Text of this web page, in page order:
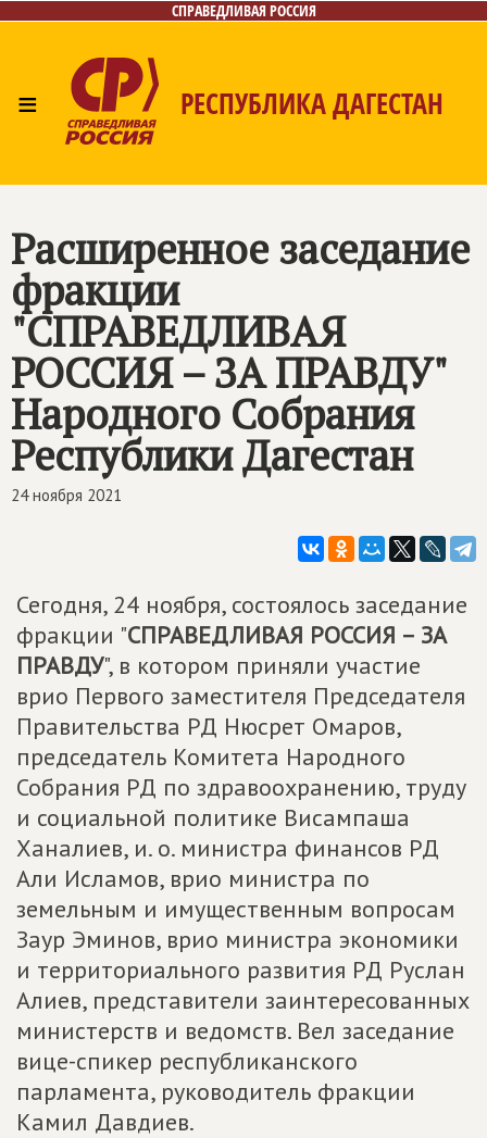
СПРАВЕДЛИВАЯ РОССИЯ
≡ РЕСПУБЛИКА ДАГЕСТАН
Расширенное заседание
фракции
"СПРАВЕДЛИВАЯ
РОССИЯ – ЗА ПРАВДУ"
Народного Собрания
Республики Дагестан
24 ноября 2021
Сегодня, 24 ноября, состоялось заседание
фракции "СПРАВЕДЛИВАЯ РОССИЯ – ЗА
ПРАВДУ", в котором приняли участие
врио Первого заместителя Председателя
Правительства РД Нюсрет Омаров,
председатель Комитета Народного
Собрания РД по здравоохранению, труду
и социальной политике Висампаша
Ханалиев, и. о. министра финансов РД
Али Исламов, врио министра по
земельным и имущественным вопросам
Заур Эминов, врио министра экономики
и территориального развития РД Руслан
Алиев, представители заинтересованных
министерств и ведомств. Вел заседание
вице-спикер республиканского
парламента, руководитель фракции
Камил Давдиев.